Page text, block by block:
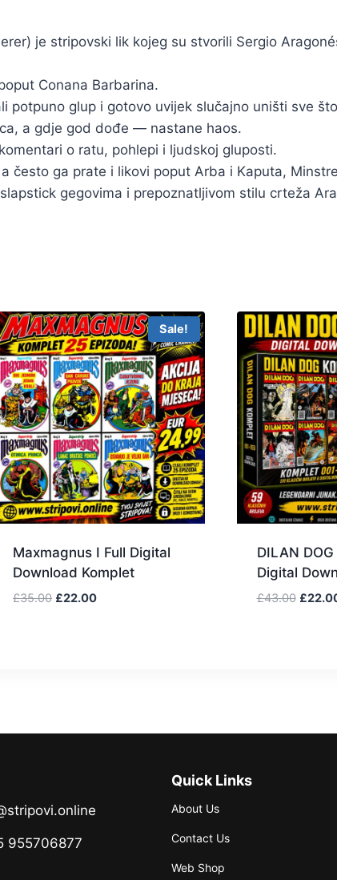
je stripovski lik kojeg su stvorili Sergio
Conana Barbarina.
potpuno glup i gotovo uvijek slučajno uništi sve
a gdje god dođe — nastane haos.
o ratu, pohlepi i ljudskoj gluposti.
često ga prate i likovi poput Arba i Kaputa,
gegovima i prepoznatljivom stilu crteža
Sale!
Maxmagnus I Full Digital
Download Komplet
£35.00 £22.00
DILAN
Digital
£43.00 £
955706877
Quick Links
About Us
Contact Us
Web Shop